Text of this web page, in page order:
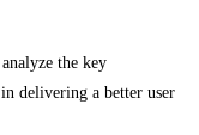
the key
delivering a better user